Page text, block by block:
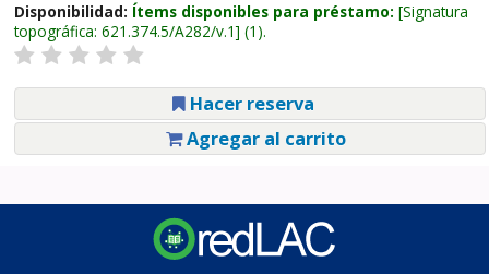
Disponibilidad: Ítems disponibles para préstamo: Signatura
topográfica: 621.374.5/A282/v.1 (1).
Hacer reserva
Agregar al carrito